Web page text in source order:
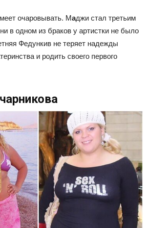
очаровывать. Маджи стал третьим
в одном из браков у артистки не было
Федункив не теряет надежды
и родить своего первого